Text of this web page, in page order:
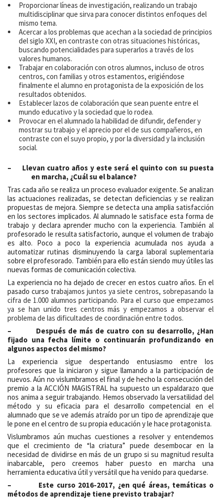
Proporcionar líneas de investigación, realizando un trabajo
multidisciplinar que sirva para conocer distintos enfoques del
mismo tema.
Acercar a los problemas que acechan a la sociedad de principios
del siglo XXI, en contraste con otras situaciones históricas,
buscando potencialidades para superarlos a través de los
valores humanos.
Trabajar en colaboración con otros alumnos, incluso de otros
centros, con familias y otros estamentos, erigiéndose
finalmente el alumno en protagonista de la exposición de los
resultados obtenidos.
Establecer lazos de colaboración que sean puente entre el
mundo educativo y la sociedad que lo rodea.
Provocar en el alumnado la habilidad de difundir, defender y
mostrar su trabajo y el aprecio por el de sus compañeros, en
contraste con el suyo propio, y por la diversidad y la inclusión
social.
– Llevan cuatro años y este será el quinto con su puesta
en marcha, ¿Cuál su el balance?
Tras cada año se realiza un proceso evaluador exigente. Se analizan
las actuaciones realizadas, se detectan deficiencias y se realizan
propuestas de mejora. Siempre se detecta una amplia satisfacción
en los sectores implicados. Al alumnado le satisface esta forma de
trabajo y declara aprender mucho con la experiencia. También al
profesorado le resulta satisfactorio, aunque el volumen de trabajo
es alto. Poco a poco la experiencia acumulada nos ayuda a
automatizar rutinas disminuyendo la carga laboral suplementaria
sobre el profesorado. También para ello están siendo muy útiles las
nuevas formas de comunicación colectiva.
La experiencia no ha dejado de crecer en estos cuatro años. En el
pasado curso trabajamos juntos ya siete centros, sobrepasando la
cifra de 1.000 alumnos participando. Para el curso que empezamos
ya se han unido tres centros más y empezamos a observar el
problema de las dificultades de coordinación entre todos.
– Después de más de cuatro con su desarrollo, ¿Han
fijado una fecha límite o continuarán profundizando en
algunos aspectos del mismo?
La experiencia sigue despertando entusiasmo entre los
profesores que la iniciaron y sigue llamando a la participación de
nuevos. Aún no vislumbramos el final y de hecho la consecución del
premio a la ACCIÓN MAGISTRAL ha supuesto un espaldarazo que
nos anima a seguir trabajando. Hemos observado la versatilidad del
método y su eficacia para el desarrollo competencial en el
alumnado que se ve además atraído por un tipo de aprendizaje que
le pone en el centro de su propia educación y le hace protagonista.
Vislumbramos aún muchas cuestiones a resolver y entendemos
que el crecimiento de “la criatura” puede desembocar en la
necesidad de dividirse en más de un grupo si su magnitud resulta
inabarcable, pero creemos haber puesto en marcha una
herramienta educativa útil y versátil que ha venido para quedarse.
– Este curso 2016-2017, ¿en qué áreas, temáticas o
métodos de aprendizaje tiene previsto trabajar?